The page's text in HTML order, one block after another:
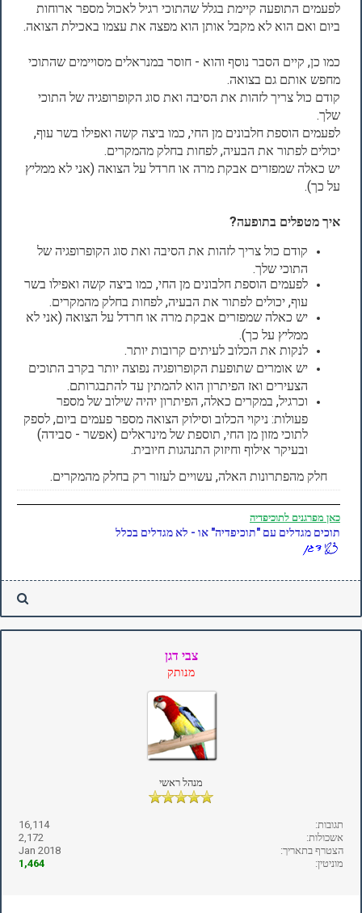
לפעמים התופעה קיימת בגלל שהתוכי רגיל לאכול מספר ארוחות
ביום ואם הוא לא מקבל אותן הוא מפצה את עצמו באכילת הצואה.
כמו כן, קיים הסבר נוסף והוא - חוסר במנראלים מסויימים שהתוכי
מחפש אותם גם בצואה.
קודם כול צריך לזהות את הסיבה ואת סוג הקופרופגיה של התוכי
שלך.
לפעמים הוספת חלבונים מן החי, כמו ביצה קשה ואפילו בשר עוף,
יכולים לפתור את הבעיה, לפחות בחלק מהמקרים.
יש כאלה שמפזרים אבקת מרה או חרדל על הצואה (אני לא ממליץ
על כך).
איך מטפלים בתופעה?
קודם כול צריך לזהות את הסיבה ואת סוג הקופרופגיה של
התוכי שלך.
לפעמים הוספת חלבונים מן החי, כמו ביצה קשה ואפילו בשר
עוף, יכולים לפתור את הבעיה, לפחות בחלק מהמקרים.
יש כאלה שמפזרים אבקת מרה או חרדל על הצואה (אני לא
ממליץ על כך).
לנקות את הכלוב לעיתים קרובות יותר.
יש אומרים שתופעת הקופרופגיה נפוצה יותר בקרב התוכים
הצעירים ואז הפיתרון הוא להמתין עד להתבגרותם.
וכרגיל, במקרים כאלה, הפיתרון יהיה שילוב של מספר
פעולות: ניקוי הכלוב וסילוק הצואה מספר פעמים ביום, לספק
לתוכי מזון מן החי, תוספת של מינראלים (אפשר - סבידה)
ובעיקר אילוף וחיזוק התנהגות חיובית.
חלק מהפתרונות האלה, עשויים לעזור רק בחלק מהמקרים.
כאן מפרגנים לתוכיפדיה
תוכים מגדלים עם "תוכיפדיה" או - לא מגדלים בכלל
צבי דגן
מנותק
מנהל ראשי
תגובות:
16,114
אשכולות:
2,172
הצטרף בתאריך:
Jan 2018
מוניטין:
1,464